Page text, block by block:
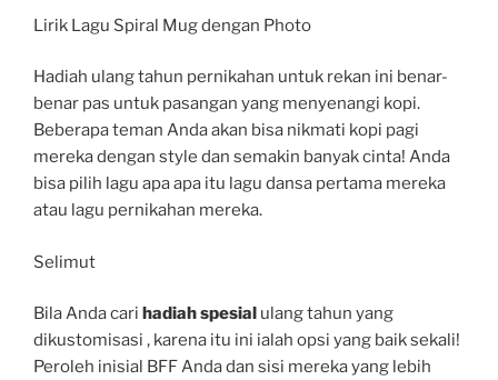
Lirik Lagu Spiral Mug dengan Photo
Hadiah ulang tahun pernikahan untuk rekan ini benar-
benar pas untuk pasangan yang menyenangi kopi.
Beberapa teman Anda akan bisa nikmati kopi pagi
mereka dengan style dan semakin banyak cinta! Anda
bisa pilih lagu apa apa itu lagu dansa pertama mereka
atau lagu pernikahan mereka.
Selimut
Bila Anda cari hadiah spesial ulang tahun yang
dikustomisasi , karena itu ini ialah opsi yang baik sekali!
Peroleh inisial BFF Anda dan sisi mereka yang lebih